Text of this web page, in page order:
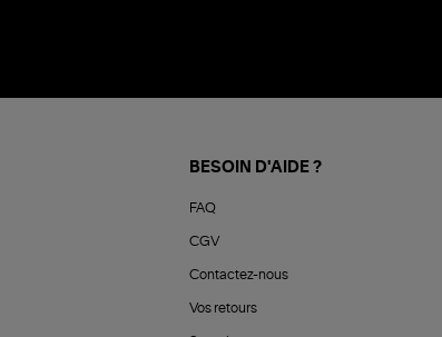
BESOIN D'AIDE ?
FAQ
CGV
Contactez-nous
Vos retours